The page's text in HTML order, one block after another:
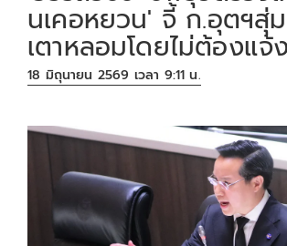
นเคอหยวน' จี้ ก.อุตฯสุ่
เตาหลอมโดยไม่ต้องแจ้
18 มิถุนายน 2569 เวลา 9:11 น.